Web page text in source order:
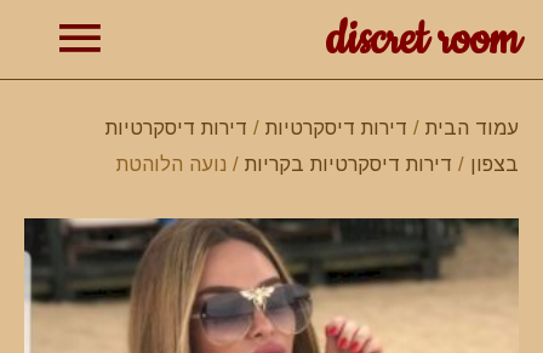
discret room
עמוד הבית / דירות דיסקרטיות / דירות דיסקרטיות
בצפון / דירות דיסקרטיות בקריות / נועה הלוהטת